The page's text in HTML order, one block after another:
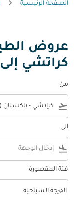
الصفحة الرئيسية
عروض
كراتشي
من
flight_takeoff
الى
flight_land
فئة المقصورة
فئة المقصورة option الدرجة السياحية Selected
الدرجة السياحية
keyboard_arrow_down